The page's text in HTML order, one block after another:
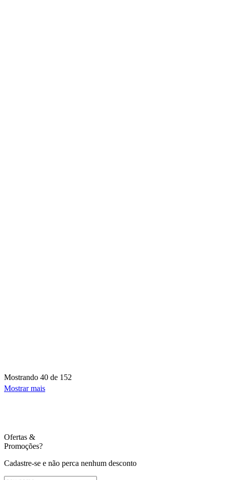
Mostrando 40 de 152
Mostrar mais
Ofertas &
Promoções?
Cadastre-se e não perca nenhum desconto